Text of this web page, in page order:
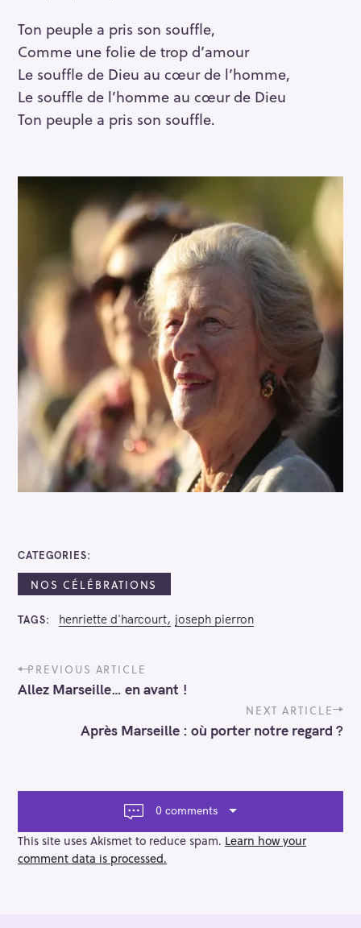
Ton peuple a pris son souffle,
Comme une folie de trop d’amour
Le souffle de Dieu au cœur de l’homme,
Le souffle de l’homme au cœur de Dieu
Ton peuple a pris son souffle.
CATEGORIES
NOS CÉLÉBRATIONS
TAGS henriette d'harcourt joseph pierron
P
o
s
g
t
i
o
PREVIOUS ARTICLE
Allez Marseille… en avant !
NEXT ARTICLE
Après Marseille : où porter notre regard ?
0 comments
This site uses Akismet to reduce spam. Learn how your
comment data is processed.